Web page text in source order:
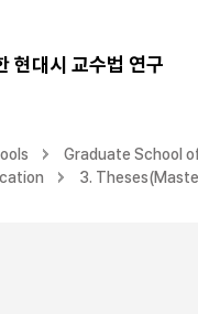
현대시 교수법 연구
Graduate School
3.